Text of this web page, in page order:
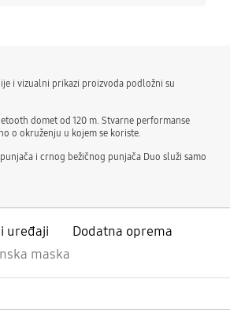
i vizualni prikazi proizvoda podložni su
domet od 120 m. Stvarne performanse
o okruženju u kojem se koriste.
i crnog bežičnog punjača Duo služi samo
uređaji
Dodatna oprema
maska